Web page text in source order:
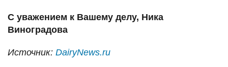
С уважением к Вашему делу, Ника
Виноградова
Источник: DairyNews.ru